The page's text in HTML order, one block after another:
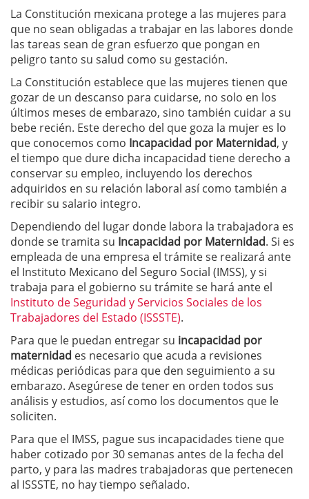
La Constitución mexicana protege a las mujeres para
que no sean obligadas a trabajar en las labores donde
las tareas sean de gran esfuerzo que pongan en
peligro tanto su salud como su gestación.
La Constitución establece que las mujeres tienen que
gozar de un descanso para cuidarse, no solo en los
últimos meses de embarazo, sino también cuidar a su
bebe recién. Este derecho del que goza la mujer es lo
que conocemos como Incapacidad por Maternidad, y
el tiempo que dure dicha incapacidad tiene derecho a
conservar su empleo, incluyendo los derechos
adquiridos en su relación laboral así como también a
recibir su salario integro.
Dependiendo del lugar donde labora la trabajadora es
donde se tramita su Incapacidad por Maternidad. Si es
empleada de una empresa el trámite se realizará ante
el Instituto Mexicano del Seguro Social (IMSS), y si
trabaja para el gobierno su trámite se hará ante el
Instituto de Seguridad y Servicios Sociales de los
Trabajadores del Estado (ISSSTE).
Para que le puedan entregar su incapacidad por
maternidad es necesario que acuda a revisiones
médicas periódicas para que den seguimiento a su
embarazo. Asegúrese de tener en orden todos sus
análisis y estudios, así como los documentos que le
soliciten.
Para que el IMSS, pague sus incapacidades tiene que
haber cotizado por 30 semanas antes de la fecha del
parto, y para las madres trabajadoras que pertenecen
al ISSSTE, no hay tiempo señalado.